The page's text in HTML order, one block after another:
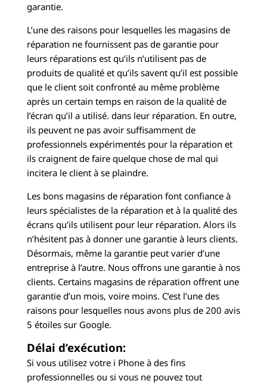
garantie.
L’une des raisons pour lesquelles les magasins de
réparation ne fournissent pas de garantie pour
leurs réparations est qu’ils n’utilisent pas de
produits de qualité et qu’ils savent qu’il est possible
que le client soit confronté au même problème
après un certain temps en raison de la qualité de
l’écran qu’il a utilisé. dans leur réparation. En outre,
ils peuvent ne pas avoir suffisamment de
professionnels expérimentés pour la réparation et
ils craignent de faire quelque chose de mal qui
incitera le client à se plaindre.
Les bons magasins de réparation font confiance à
leurs spécialistes de la réparation et à la qualité des
écrans qu’ils utilisent pour leur réparation. Alors ils
n’hésitent pas à donner une garantie à leurs clients.
Désormais, même la garantie peut varier d’une
entreprise à l’autre. Nous offrons une garantie à nos
clients. Certains magasins de réparation offrent une
garantie d’un mois, voire moins. C’est l’une des
raisons pour lesquelles nous avons plus de 200 avis
5 étoiles sur Google.
Délai d’exécution:
Si vous utilisez votre i Phone à des fins
professionnelles ou si vous ne pouvez tout